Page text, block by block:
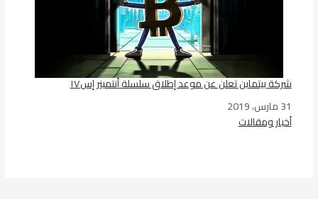
شركة بيتماين تعلن عن موعد إطلاق سلسلة أنتمينر إس١٧
التاريخ
31 مارس، 2019
في ما يتعلق بما يأتي
أخبار ومقالات